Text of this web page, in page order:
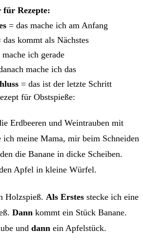
Rezepte:
= das mache ich am Anfang
das kommt als Nächstes
mache ich gerade
mache ich das
= das ist der letzte Schritt
für Obstspieße:
Erdbeeren und Weintrauben mit
ich meine Mama, mir beim Schneiden
die Banane in dicke Scheiben.
Apfel in kleine Würfel.
Holzspieß. Als Erstes stecke ich eine
Dann kommt ein Stück Banane.
und dann ein Apfelstück.